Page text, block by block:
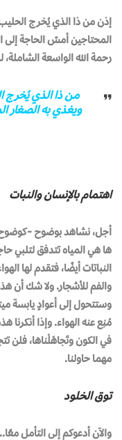
إذن من ذا الذي يُخرج
المحتاجين أمسّ الحاجة إلى
رحمة الله الواسعة
من ذا الذي يُخرج
ويغذي به الصغار
اهتمام بالإنسان والنبات
أجل، نشاهد بوضوح -
ها هي المياه تتدفق لتلبي
النباتات أيضًا، فتقدم لها
والفم للأشجار. ولا شك أن
وستتحول إلى أعوادٍ يابسة
مُنِع عنه الهواء. وإذا أنكرنا
في الكون وتَجاهَلْناها، فلن
مهما حاولنا.
توق الخلود
والآن أدعوكم إلى التأمل